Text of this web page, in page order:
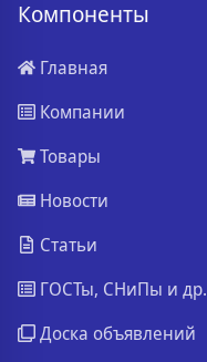
Компоненты
Главная
Компании
Товары
Новости
Статьи
ГОСТы, СНиПы и др.
Доска объявлений